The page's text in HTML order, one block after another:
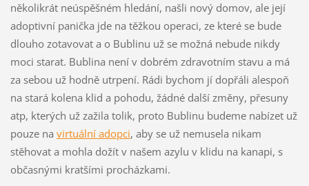
několikrát neúspěšném hledání, našli nový domov, ale její
adoptivní panička jde na těžkou operaci, ze které se bude
dlouho zotavovat a o Bublinu už se možná nebude nikdy
moci starat. Bublina není v dobrém zdravotním stavu a má
za sebou už hodně utrpení. Rádi bychom jí dopřáli alespoň
na stará kolena klid a pohodu, žádné další změny, přesuny
atp, kterých už zažila tolik, proto Bublinu budeme nabízet už
pouze na virtuální adopci, aby se už nemusela nikam
stěhovat a mohla dožít v našem azylu v klidu na kanapi, s
občasnými kratšími procházkami.